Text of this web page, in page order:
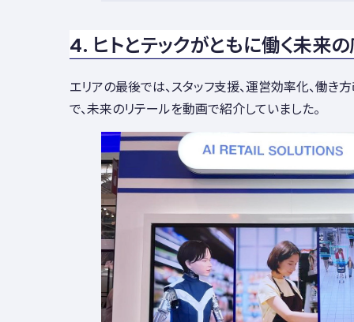
4. ヒトとテックがともに働く未来
エリアの最後では、スタッフ支援、運営効率化、働き
で、未来のリテールを動画で紹介していました。